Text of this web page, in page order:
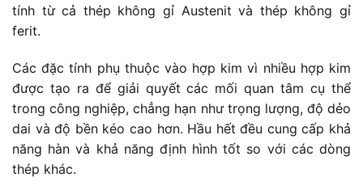
tính từ cả thép không gỉ Austenit và thép không gỉ
ferit.
Các đặc tính phụ thuộc vào hợp kim vì nhiều hợp kim
được tạo ra để giải quyết các mối quan tâm cụ thể
trong công nghiệp, chẳng hạn như trọng lượng, độ dẻo
dai và độ bền kéo cao hơn. Hầu hết đều cung cấp khả
năng hàn và khả năng định hình tốt so với các dòng
thép khác.